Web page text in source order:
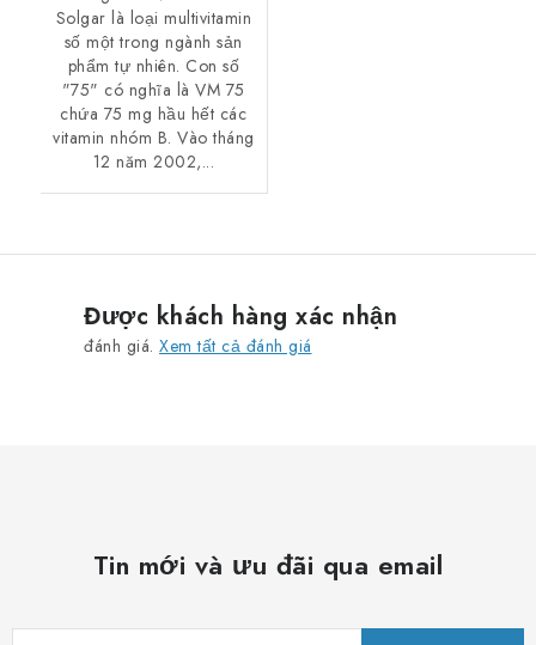
Solgar là loại multivitamin
số một trong ngành sản
phẩm tự nhiên. Con số
"75" có nghĩa là VM 75
chứa 75 mg hầu hết các
vitamin nhóm B. Vào tháng
12 năm 2002,...
Được khách hàng xác nhận
đánh giá. Xem tất cả đánh giá
Tin mới và ưu đãi qua email